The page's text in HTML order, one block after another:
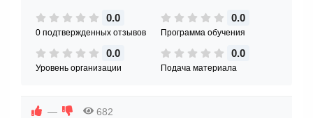
0.0
0 подтвержденных отзывов
0.0
Программа обучения
0.0
Уровень организации
0.0
Подача материала
— 682